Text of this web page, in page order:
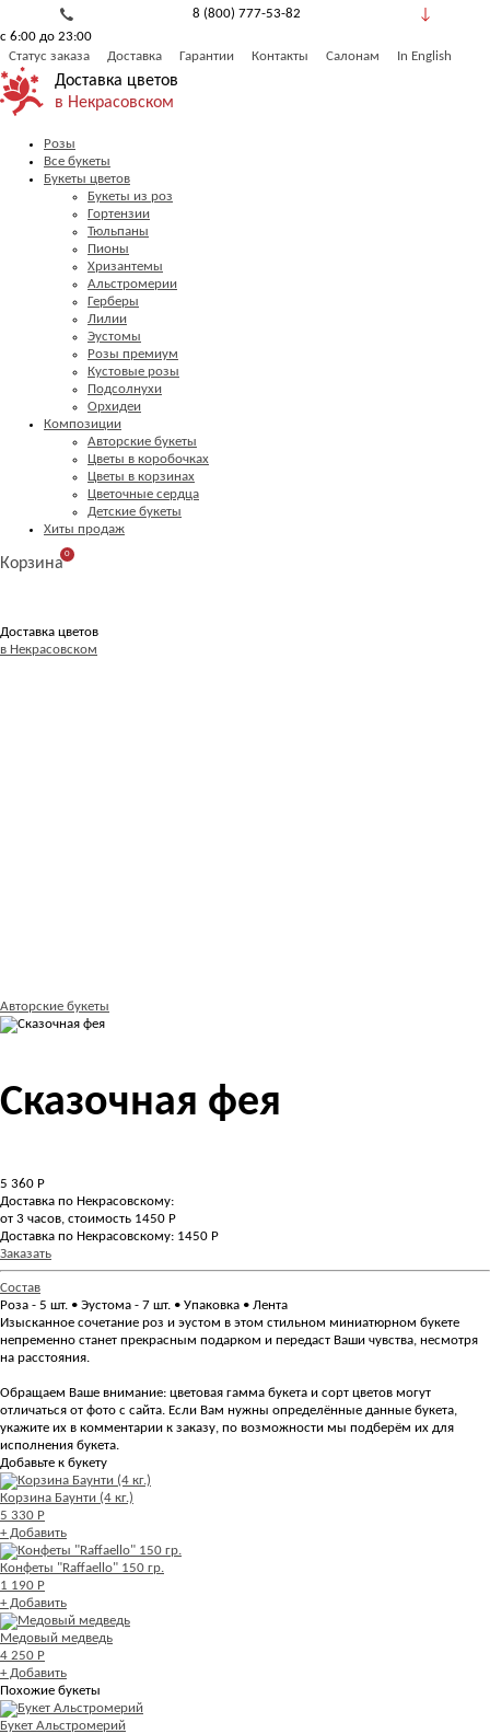
8 (800) 777-53-82
с 6:00 до 23:00
Статус заказа
Доставка Гарантии Контакты Салонам In English
Доставка цветов
в Некрасовском
Розы
Все букеты
Букеты цветов
Букеты из роз
Гортензии
Тюльпаны
Пионы
Хризантемы
Альстромерии
Герберы
Лилии
Эустомы
Розы премиум
Кустовые розы
Подсолнухи
Орхидеи
Композиции
Авторские букеты
Цветы в коробочках
Цветы в корзинах
Цветочные сердца
Детские букеты
Хиты продаж
Корзина
0
Доставка цветов
в Некрасовском
Авторские букеты
Сказочная фея
5 360 Р
Доставка по Некрасовскому:
от 3 часов, стоимость 1450 Р
Доставка по Некрасовскому: 1450 Р
Заказать
Состав
Роза - 5 шт. • Эустома - 7 шт. • Упаковка • Лента
Изысканное сочетание роз и эустом в этом стильном миниатюрном букете
непременно станет прекрасным подарком и передаст Ваши чувства, несмотря
на расстояния.
Обращаем Ваше внимание: цветовая гамма букета и сорт цветов могут
отличаться от фото с сайта. Если Вам нужны определённые данные букета,
укажите их в комментарии к заказу, по возможности мы подберём их для
исполнения букета.
Добавьте к букету
Корзина Баунти (4 кг.)
5 330 Р
+ Добавить
Конфеты "Raffaello" 150 гр.
1 190 Р
+ Добавить
Медовый медведь
4 250 Р
+ Добавить
Похожие букеты
Букет Альстромерий